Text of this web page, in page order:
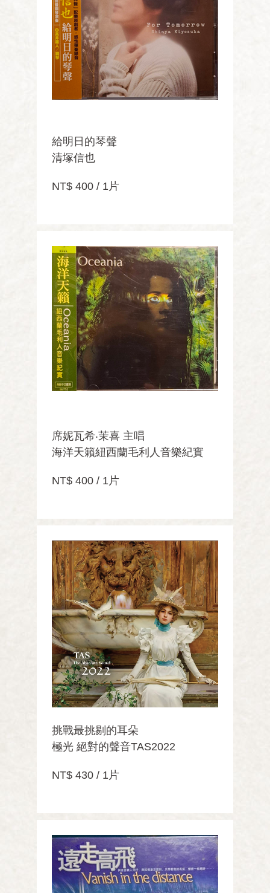
給明日的琴聲
清塚信也
NT$ 400 / 1片
席妮瓦希‧茉喜 主唱
海洋天籟紐西蘭毛利人音樂紀實
NT$ 400 / 1片
挑戰最挑剔的耳朵
極光 絕對的聲音TAS2022
NT$ 430 / 1片